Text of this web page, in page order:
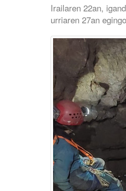
Irailaren 22an,
urriaren 27an